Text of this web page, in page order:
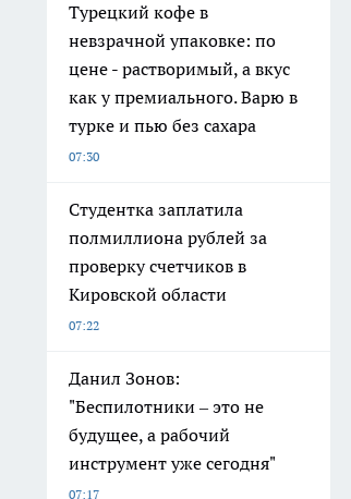
Турецкий кофе в
невзрачной упаковке: по
цене - растворимый, а вкус
как у премиального. Варю в
турке и пью без сахара
07:30
Студентка заплатила
полмиллиона рублей за
проверку счетчиков в
Кировской области
07:22
Данил Зонов:
"Беспилотники – это не
будущее, а рабочий
инструмент уже сегодня"
07:17